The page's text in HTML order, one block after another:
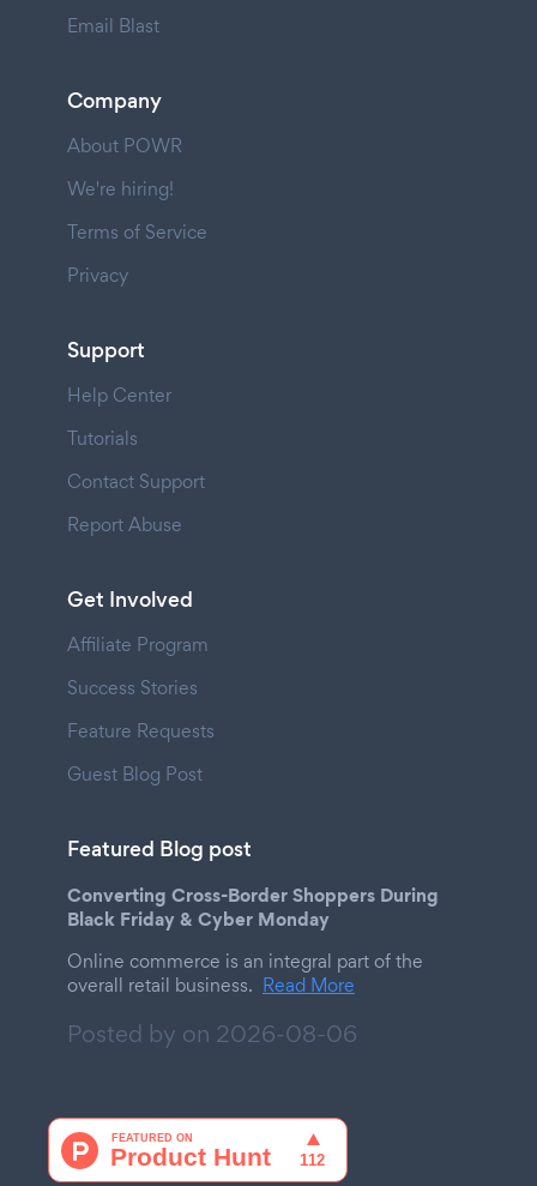
Email Blast
Company
About POWR
We're hiring!
Terms of Service
Privacy
Support
Help Center
Tutorials
Contact Support
Report Abuse
Get Involved
Affiliate Program
Success Stories
Feature Requests
Guest Blog Post
Featured Blog post
Converting Cross-Border Shoppers During
Black Friday & Cyber Monday
Online commerce is an integral part of the
overall retail business. Read More
Posted by on 2026-08-06